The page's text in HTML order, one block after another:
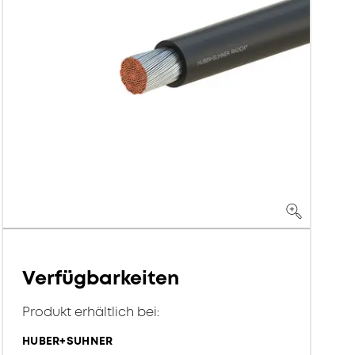
Verfügbarkeiten
Produkt erhältlich bei:
HUBER+SUHNER